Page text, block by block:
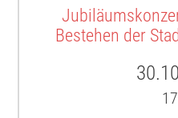
Bestehen der